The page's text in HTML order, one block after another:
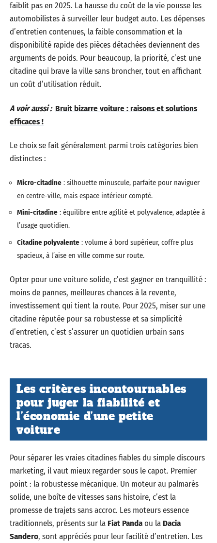
faiblit pas en 2025. La hausse du coût de la vie pousse les
automobilistes à surveiller leur budget auto. Les dépenses
d’entretien contenues, la faible consommation et la
disponibilité rapide des pièces détachées deviennent des
arguments de poids. Pour beaucoup, la priorité, c’est une
citadine qui brave la ville sans broncher, tout en affichant
un coût d’utilisation réduit.
A voir aussi : Bruit bizarre voiture : raisons et solutions
efficaces !
Le choix se fait généralement parmi trois catégories bien
distinctes :
Micro-citadine : silhouette minuscule, parfaite pour naviguer
en centre-ville, mais espace intérieur compté.
Mini-citadine : équilibre entre agilité et polyvalence, adaptée à
l’usage quotidien.
Citadine polyvalente : volume à bord supérieur, coffre plus
spacieux, à l’aise en ville comme sur route.
Opter pour une voiture solide, c’est gagner en tranquillité :
moins de pannes, meilleures chances à la revente,
investissement qui tient la route. Pour 2025, miser sur une
citadine réputée pour sa robustesse et sa simplicité
d’entretien, c’est s’assurer un quotidien urbain sans
tracas.
Les critères incontournables
pour juger la fiabilité et
l’économie d’une petite
voiture
Pour séparer les vraies citadines fiables du simple discours
marketing, il vaut mieux regarder sous le capot. Premier
point : la robustesse mécanique. Un moteur au palmarès
solide, une boîte de vitesses sans histoire, c’est la
promesse de trajets sans accroc. Les moteurs essence
traditionnels, présents sur la Fiat Pandaou la Dacia
Sandero, sont appréciés pour leur facilité d’entretien. Les